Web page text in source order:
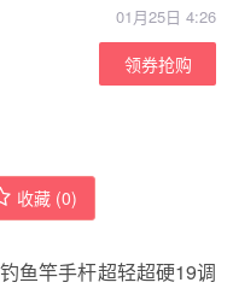
01月25日 4:26
领券抢购
收藏 (0)